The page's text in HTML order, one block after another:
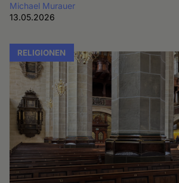
Michael Murauer
13.05.2026
RELIGIONEN